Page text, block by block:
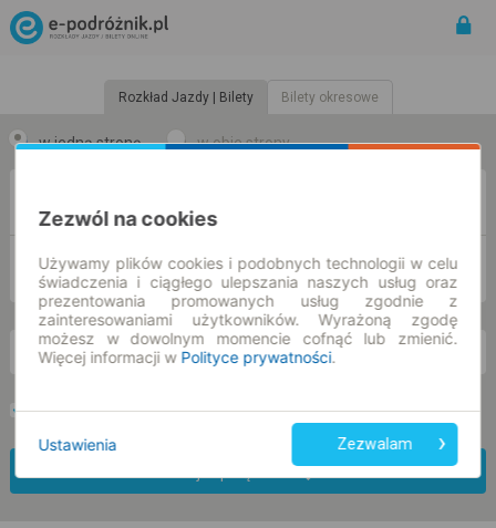
Rozkład Jazdy | Bilety Bilety okresowe
w jedną stronę w obie strony
cz. 6 sie. -- : --
Preferuj bez przesiadek Tylko bilet online
Zezwól na cookies
Używamy plików cookies i podobnych technologii w celu
świadczenia i ciągłego ulepszania naszych usług oraz
prezentowania promowanych usług zgodnie z
zainteresowaniami użytkowników. Wyrażoną zgodę
możesz w dowolnym momencie cofnąć lub zmienić.
Więcej informacji w Polityce prywatności.
Ustawienia Zezwalam